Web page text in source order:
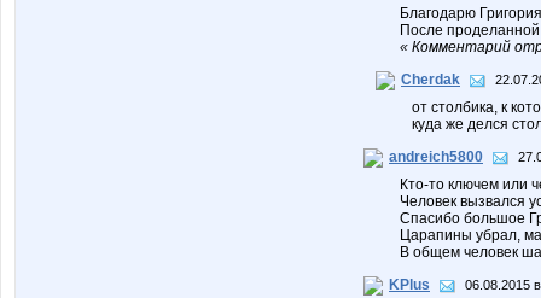
Благодарю
После проделанной
« Комментарий
Cherdak
от столбика, к
куда же делся
andreich5800
Кто-то ключем или
Человек вызвался
Спасибо большое
Царапины убрал,
В общем человек
KPlus
06.08.2015